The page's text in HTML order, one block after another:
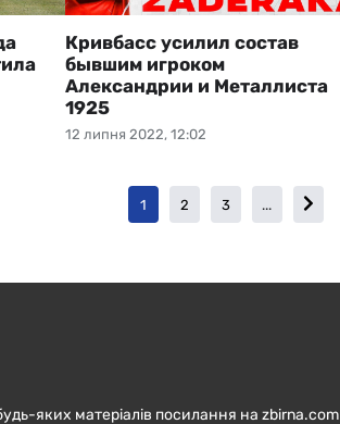
12 липня 2022, 12:02
Кривбасс усилил состав
бывшим игроком
Александрии и Металлиста
1925
1 2 3 ...
яких матеріалів посилання на zbirna.com